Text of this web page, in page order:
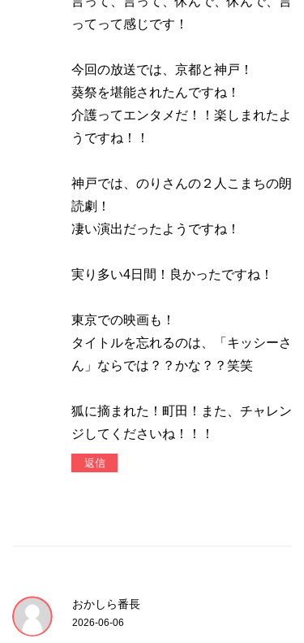
ってって感じです！
今回の放送では、京都と神戸！
葵祭を堪能されたんですね！
介護ってエンタメだ！！楽しまれたよ
うですね！！
神戸では、のりさんの２人こまちの朗
読劇！
凄い演出だったようですね！
実り多い4日間！良かったですね！
東京での映画も！
タイトルを忘れるのは、「キッシーさ
ん」ならでは？？かな？？笑笑
狐に摘まれた！町田！また、チャレン
ジしてくださいね！！！
返信
おかしら番長
2026-06-06